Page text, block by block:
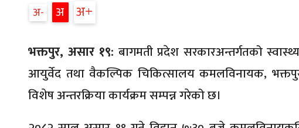
अ अ अ
भक्तपुर, असार १९: बागमती प्रदेश सरकारअन्तर्गतको
आयुर्वेद तथा वैकल्पिक चिकित्सालय कमलविनायक,
विशेष अन्तरक्रिया कार्यक्रम सम्पन्न गरेको छ।